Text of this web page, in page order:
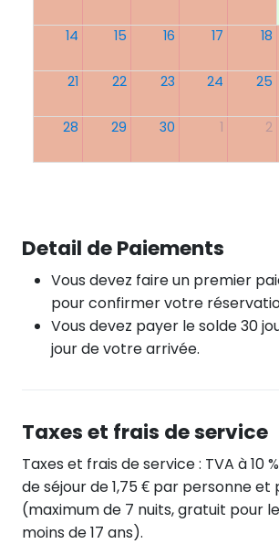
14 15 16 17 18
21 22 23 24 25
28 29 30 1 2
Detail de Paiements
Vous devez faire un premier
pour confirmer votre
Vous devez payer le solde 30
jour de votre arrivée.
Taxes et frais de service
Taxes et frais de service : TVA à 10
de séjour de 1,75 € par personne et
(maximum de 7 nuits, gratuit pour
moins de 17 ans).